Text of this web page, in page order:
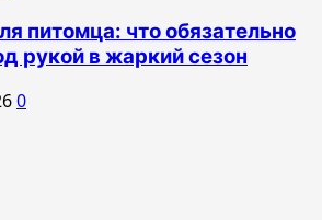
питомца: что обязательно
рукой в жаркий сезон
0